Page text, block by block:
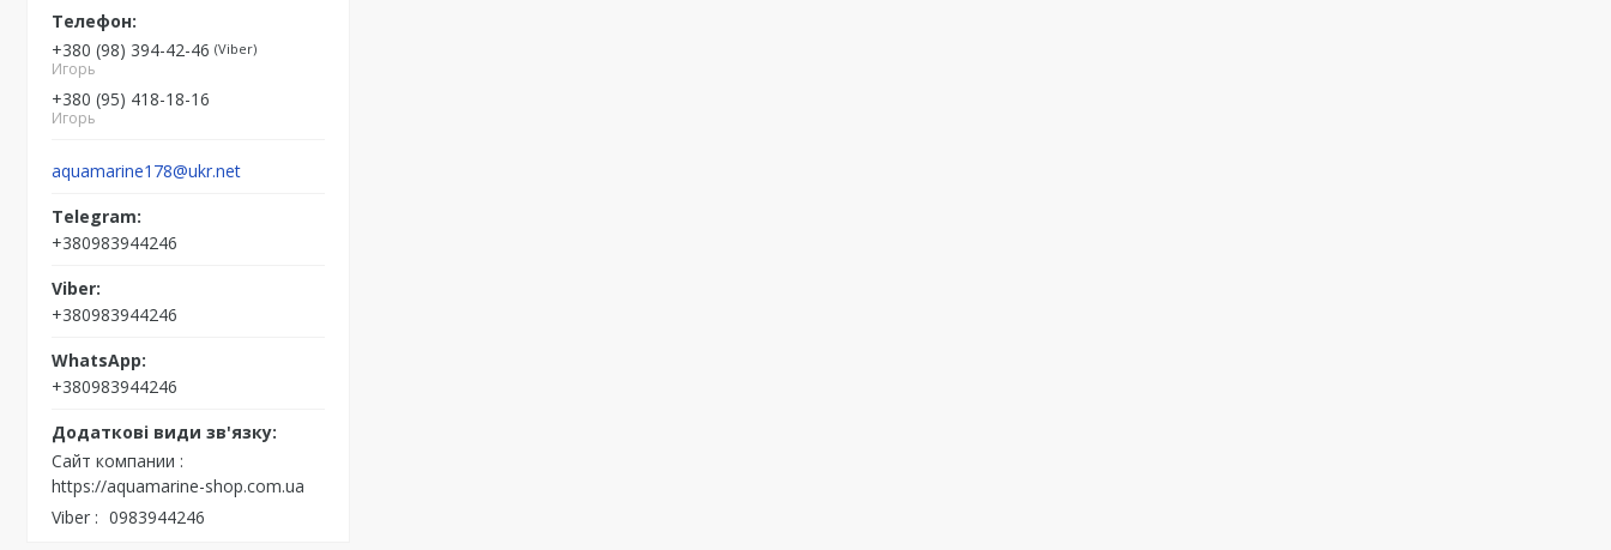
+380 (98) 394-42-46 Viber
Игорь
+380 (95) 418-18-16
Игорь
aquamarine178@ukr.net
+380983944246
+380983944246
+380983944246
Сайт компании
https://aquamarine-shop.com.ua
Viber
0983944246